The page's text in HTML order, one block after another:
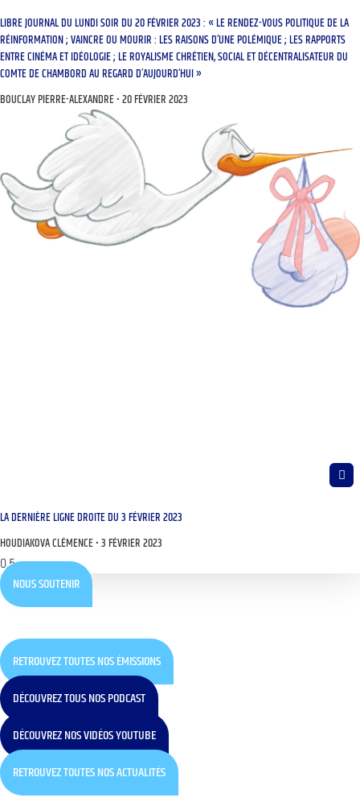
LIBRE JOURNAL DU LUNDI SOIR DU 20 FÉVRIER 2023 : « LE RENDEZ-VOUS POLITIQUE DE LA
RÉINFORMATION ; VAINCRE OU MOURIR : LES RAISONS D’UNE POLÉMIQUE ; LES RAPPORTS
ENTRE CINÉMA ET IDÉOLOGIE ; LE ROYALISME CHRÉTIEN, SOCIAL ET DÉCENTRALISATEUR DU
COMTE DE CHAMBORD AU REGARD D’AUJOURD’HUI »
BOUCLAY PIERRE-ALEXANDRE 20 FÉVRIER 2023
LA DERNIÈRE LIGNE DROITE DU 3 FÉVRIER 2023
HOUDIAKOVA CLÉMENCE 3 FÉVRIER 2023
NOUS SOUTENIR
RETROUVEZ TOUTES NOS ÉMISSIONS
DÉCOUVREZ TOUS NOS PODCAST
DÉCOUVREZ NOS VIDÉOS YOUTUBE
RETROUVEZ TOUTES NOS ACTUALITÉS